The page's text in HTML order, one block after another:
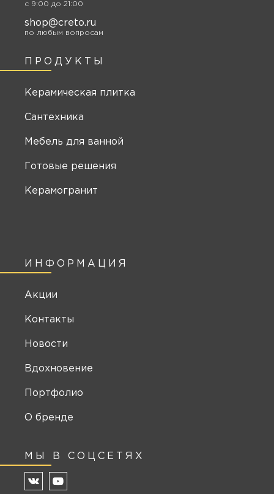
ИНФОРМАЦИЯ
Акции
Контакты
Новости
Вдохновение
Портфолио
О бренде
МЫ В СОЦСЕТЯХ
ПРОДУКТЫ
Керамическая плитка
Сантехника
Мебель для ванной
Готовые решения
Керамогранит
c 9:00 до 21:00
shop@creto.ru
по любым вопросам